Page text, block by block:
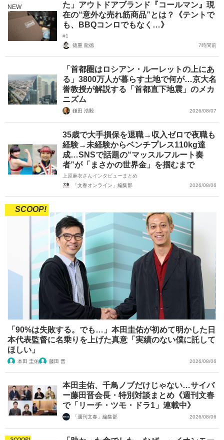
NEW
た」アウトドアブランド『コールマン』現
在の“意外な売れ筋商品”とは？《テントで
も、BBQコンロでもなく…》
#1
徳重 龍徳
7時間前
「首都圏はロシアン・ルーレットの上にあ
る」3800万人が暮らす土地で何が…京大名
誉教授が解説する「首都直下地震」のメカ
ニズム
鎌田 浩毅 2026/08/07
35歳で大手損保を退職→収入ゼロで夜職も
経験→未経験からベンチプレス110kg達
成…SNSで話題の“マッスルフルート奏
者”が「まさかの世界金」を掴むまで
上原麻衣さんインタビューまとめ
「文春オンライン」編集部
2026/08/06
SCOOP!
「90%は失敗する。でも…」本田圭佑が初めて明かした日
本代表監督に名乗りを上げた真意「実績のない僕に託して
ほしい」
本田 圭佑 藤田 晋 2026/08/06
本田圭佑、千鳥ノブだけじゃない…サイバ
ー藤田晋会長・特別対談まとめ《週刊文春
で「リーチ・ツモ・ドラ1」連載中》
「週刊文春」編集部 2026/08/06